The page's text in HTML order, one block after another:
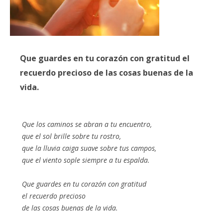
Que guardes en tu corazón con gratitud el
recuerdo precioso de las cosas buenas de la
vida.
Que los caminos se abran a tu encuentro,
que el sol brille sobre tu rostro,
que la lluvia caiga suave sobre tus campos,
que el viento sople siempre a tu espalda.
Que guardes en tu corazón con gratitud
el recuerdo precioso
de las cosas buenas de la vida.